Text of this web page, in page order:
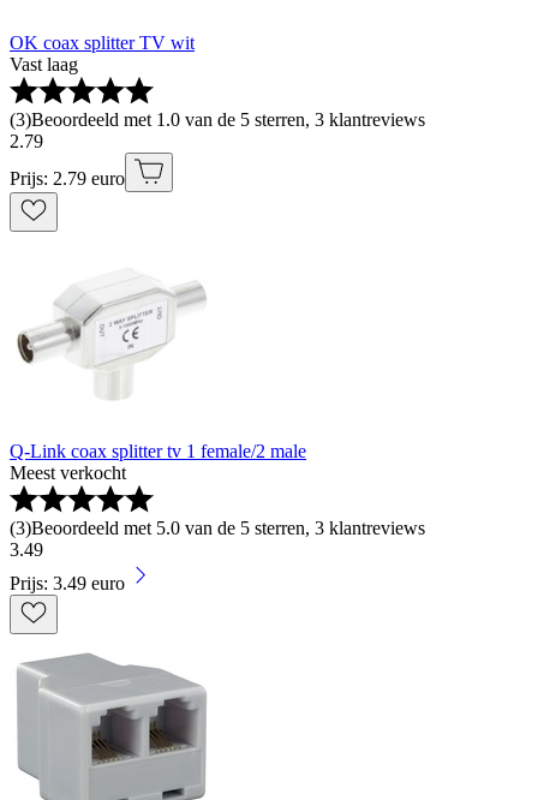
OK coax splitter TV wit
Vast laag
(3)Beoordeeld met 1.0 van de 5 sterren, 3 klantreviews
2.79
Prijs: 2.79 euro
Q-Link coax splitter tv 1 female/2 male
Meest verkocht
(3)Beoordeeld met 5.0 van de 5 sterren, 3 klantreviews
3.49
Prijs: 3.49 euro